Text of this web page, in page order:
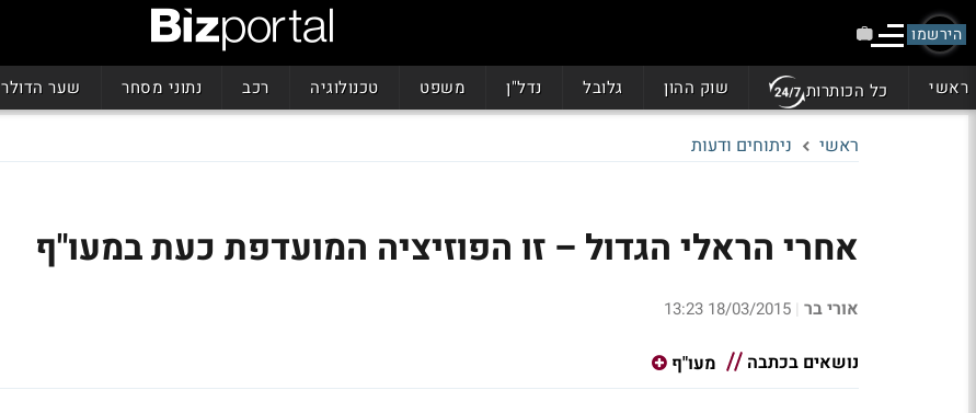
הירשמו
ראשי כל הכותרות שוק ההון גלובל נדל"ן משפט טכנולוגיה רכב נתוני מסחר שער הדולר
ראשי ניתוחים ודעות
אחרי הראלי הגדול – זו הפוזיציה המועדפת כעת במעו"ף
אורי בר |
18/03/2015 13:23
נושאים בכתבה מעו"ף